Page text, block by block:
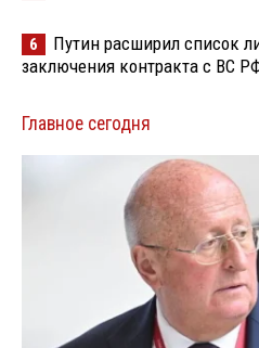
6
Путин расширил список
заключения контракта с ВС
Главное сегодня